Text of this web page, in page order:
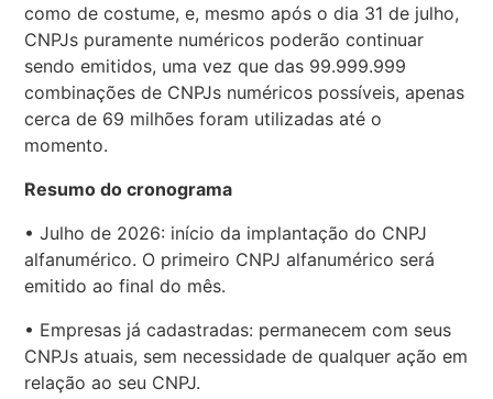
como de costume, e, mesmo após o dia 31 de julho,
CNPJs puramente numéricos poderão continuar
sendo emitidos, uma vez que das 99.999.999
combinações de CNPJs numéricos possíveis, apenas
cerca de 69 milhões foram utilizadas até o
momento.
Resumo do cronograma
• Julho de 2026: início da implantação do CNPJ
alfanumérico. O primeiro CNPJ alfanumérico será
emitido ao final do mês.
• Empresas já cadastradas: permanecem com seus
CNPJs atuais, sem necessidade de qualquer ação em
relação ao seu CNPJ.